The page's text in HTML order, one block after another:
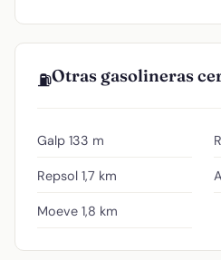
⛽Otras gasolineras
Galp 133 m
Repsol 1,7 km
Moeve 1,8 km